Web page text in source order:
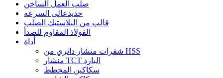
صلب العمل الساخن
حديدعالى السرعه
قالب من البلاستيك الصلب
الفولاذ المقاوم للصدأ
أداة
شفرات منشار دائري من HSS
منشار TCT البارد
سكاكين المخطط